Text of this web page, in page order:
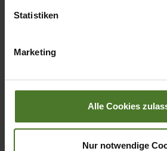
Datenschutzbestimmungen ein,
behördlichen Zugriffen bzw. von
Datenschutzhinweise
Statistiken
Marketing
Alle Cookies
Nur notwendige